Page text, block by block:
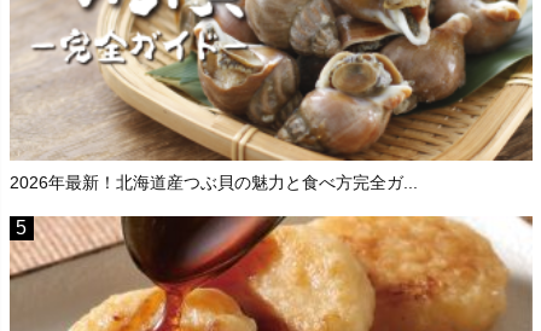
2026年最新！北海道産つぶ貝の魅力と食べ方完全ガ...